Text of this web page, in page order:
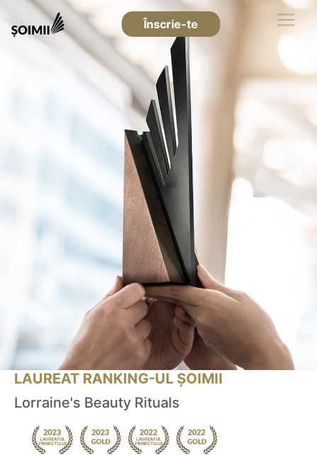
Înscrie-te
LAUREAT RANKING-UL ȘOIMII
Lorraine's Beauty Rituals